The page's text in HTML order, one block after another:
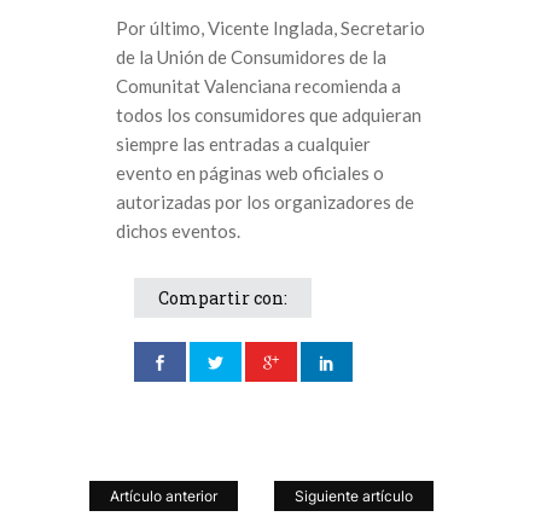
Por último, Vicente Inglada, Secretario
de la Unión de Consumidores de la
Comunitat Valenciana recomienda a
todos los consumidores que adquieran
siempre las entradas a cualquier
evento en páginas web oficiales o
autorizadas por los organizadores de
dichos eventos.
Compartir con:
Artículo anterior Siguiente artículo